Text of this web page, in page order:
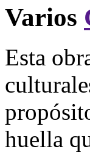
Varios
Esta
huella